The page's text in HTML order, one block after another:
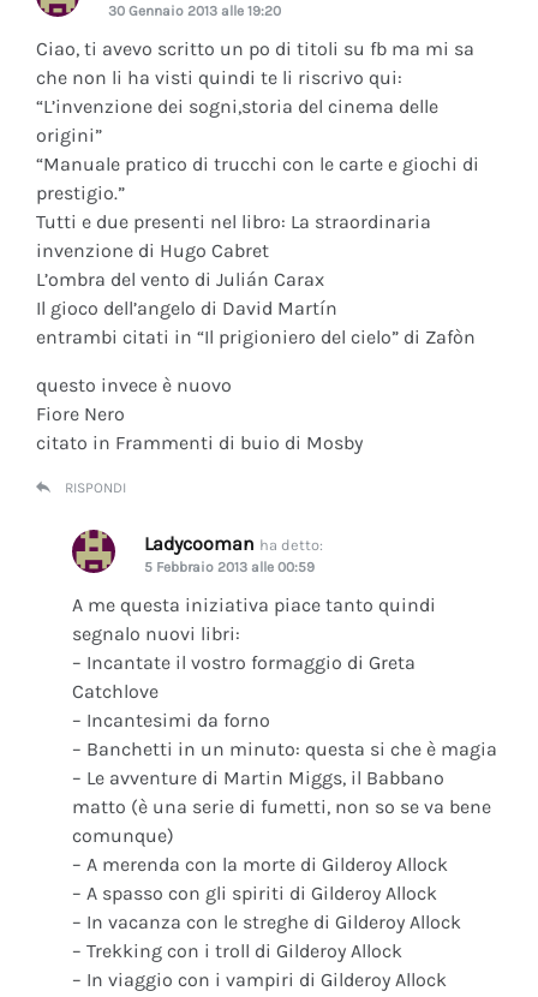
30 Gennaio 2013 alle 19:20
Ciao, ti avevo scritto un po di titoli su fb ma mi sa
che non li ha visti quindi te li riscrivo qui:
“L’invenzione dei sogni,storia del cinema delle
origini”
“Manuale pratico di trucchi con le carte e giochi di
prestigio.”
Tutti e due presenti nel libro: La straordinaria
invenzione di Hugo Cabret
L’ombra del vento di Julián Carax
Il gioco dell’angelo di David Martín
entrambi citati in “Il prigioniero del cielo” di Zafòn
questo invece è nuovo
Fiore Nero
citato in Frammenti di buio di Mosby
RISPONDI
Ladycooman ha detto:
5 Febbraio 2013 alle 00:59
A me questa iniziativa piace tanto quindi
segnalo nuovi libri:
– Incantate il vostro formaggio di Greta
Catchlove
– Incantesimi da forno
– Banchetti in un minuto: questa si che è magia
– Le avventure di Martin Miggs, il Babbano
matto (è una serie di fumetti, non so se va bene
comunque)
– A merenda con la morte di Gilderoy Allock
– A spasso con gli spiriti di Gilderoy Allock
– In vacanza con le streghe di Gilderoy Allock
– Trekking con i troll di Gilderoy Allock
– In viaggio con i vampiri di Gilderoy Allock